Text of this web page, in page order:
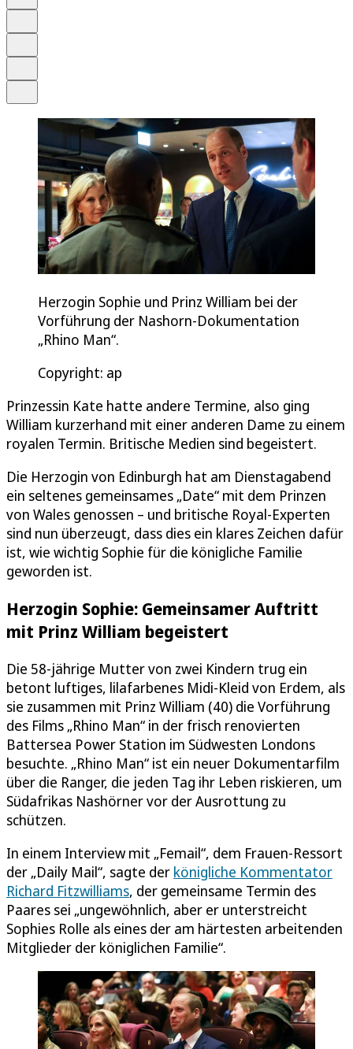
Herzogin Sophie und Prinz William bei der
Vorführung der Nashorn-Dokumentation
„Rhino Man“.
Copyright: ap
Prinzessin Kate hatte andere Termine, also ging
William kurzerhand mit einer anderen Dame zu einem
royalen Termin. Britische Medien sind begeistert.
Die Herzogin von Edinburgh hat am Dienstagabend
ein seltenes gemeinsames „Date“ mit dem Prinzen
von Wales genossen – und britische Royal-Experten
sind nun überzeugt, dass dies ein klares Zeichen dafür
ist, wie wichtig Sophie für die königliche Familie
geworden ist.
Herzogin Sophie: Gemeinsamer Auftritt
mit Prinz William begeistert
Die 58-jährige Mutter von zwei Kindern trug ein
betont luftiges, lilafarbenes Midi-Kleid von Erdem, als
sie zusammen mit Prinz William (40) die Vorführung
des Films „Rhino Man“ in der frisch renovierten
Battersea Power Station im Südwesten Londons
besuchte. „Rhino Man“ ist ein neuer Dokumentarfilm
über die Ranger, die jeden Tag ihr Leben riskieren, um
Südafrikas Nashörner vor der Ausrottung zu
schützen.
In einem Interview mit „Femail“, dem Frauen-Ressort
der „Daily Mail“, sagte der königliche Kommentator
Richard Fitzwilliams, der gemeinsame Termin des
Paares sei „ungewöhnlich, aber er unterstreicht
Sophies Rolle als eines der am härtesten arbeitenden
Mitglieder der königlichen Familie“.